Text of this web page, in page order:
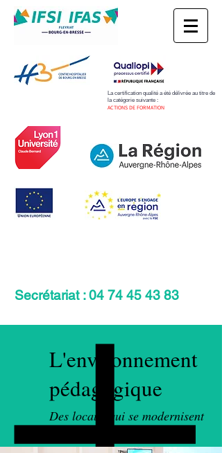
La certification qualité a été délivrée au titre de
la catégorie suivante :
​ACTIONS DE FORMATION
Secrétariat :04 74 45 43 83
L'environnement
pédagogique
Des locaux qui se modernisent